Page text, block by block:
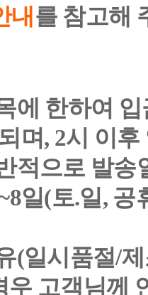
내 를 참고해
에 한하여
며, 2시 이
적으로 발송
일(토.일,
(일시품절/
우 고객님께